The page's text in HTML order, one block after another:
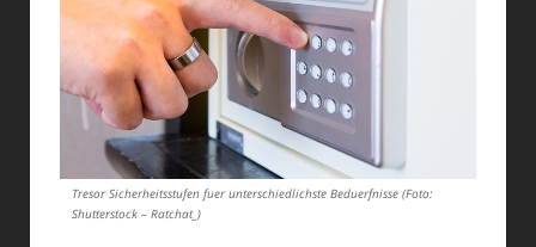
Tresor Sicherheitsstufen fuer unterschiedlichste Beduerfnisse (Foto:
Shutterstock – Ratchat_)